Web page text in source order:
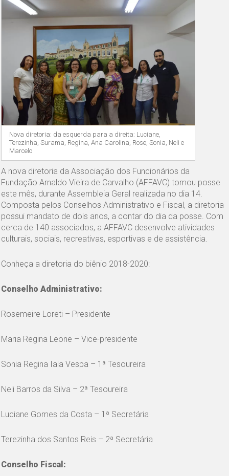
Nova diretoria: da esquerda para a direita: Luciane,
Terezinha, Surama, Regina, Ana Carolina, Rose, Sonia, Neli e
Marcelo
A nova diretoria da Associação dos Funcionários da
Fundação Arnaldo Vieira de Carvalho (AFFAVC) tomou posse
este mês, durante Assembleia Geral realizada no dia 14.
Composta pelos Conselhos Administrativo e Fiscal, a diretoria
possui mandato de dois anos, a contar do dia da posse. Com
cerca de 140 associados, a AFFAVC desenvolve atividades
culturais, sociais, recreativas, esportivas e de assistência.
Conheça a diretoria do biênio 2018-2020:
Conselho Administrativo:
Rosemeire Loreti – Presidente
Maria Regina Leone – Vice-presidente
Sonia Regina Iaia Vespa – 1ª Tesoureira
Neli Barros da Silva – 2ª Tesoureira
Luciane Gomes da Costa – 1ª Secretária
Terezinha dos Santos Reis – 2ª Secretária
Conselho Fiscal: